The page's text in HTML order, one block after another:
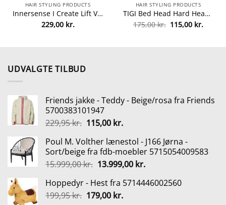
HAIR STYLING PRODUCTS
Innersense I Create Lift Volumizing Foam 177 ml fra Innersense
229,00 kr.
HAIR STYLING PRODUCTS
TIGI Bed Head Hard Head 385 ml fra TIGI
175,00kr. Den
oprindelige
175,00 kr..
115,00 kr.Den
kr..
UDVALGTE TILBUD
Friends jakke - Teddy - Beige/rosa fra Friends
5700383101947
229,95kr. Den
pris
var:
229,95 kr..
115,00 kr.Den
pris
er:
115,00 kr..
Poul M. Volther lænestol - J166 Jørna -
Sort/beige fra fdb-moebler 5715054009583
15.999,00kr. Den
pris
var:
13.999,00 kr.Den
pris
Hoppedyr - Hest fra 5714446002560
199,95kr. Den
179,00 kr.Den